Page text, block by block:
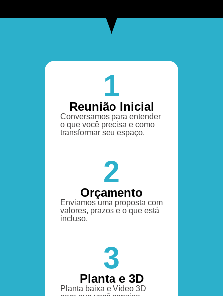
1
Reunião Inicial
Conversamos para entender
o que você precisa e como
transformar seu espaço.
2
Orçamento
Enviamos uma proposta com
valores, prazos e o que está
incluso.
3
Planta e 3D
Planta baixa e Vídeo 3D